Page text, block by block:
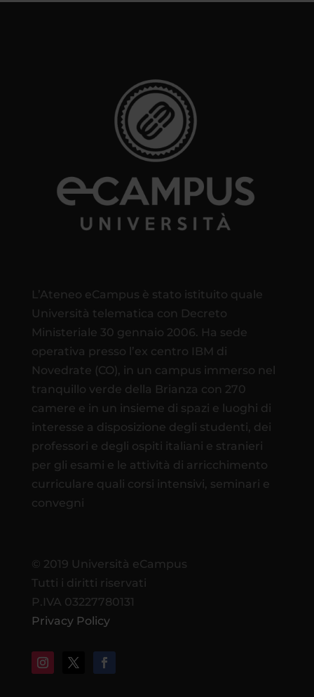
L’Ateneo eCampus è stato istituito quale
Università telematica con Decreto
Ministeriale 30 gennaio 2006. Ha sede
operativa presso l’ex centro IBM di
Novedrate (CO), in un campus immerso nel
tranquillo verde della Brianza con 270
camere e in un insieme di spazi e luoghi di
interesse a disposizione degli studenti, dei
professori e degli ospiti italiani e stranieri
per gli esami e le attività di arricchimento
curriculare quali corsi intensivi, seminari e
convegni
© 2019 Università eCampus
Tutti i diritti riservati
P.IVA 03227780131
Privacy Policy